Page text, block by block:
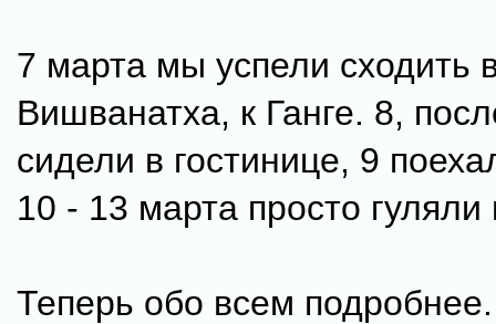
7 марта мы успели сходить
Вишванатха, к Ганге. 8,
сидели в гостинице, 9
10 - 13 марта просто гуляли
Теперь обо всем